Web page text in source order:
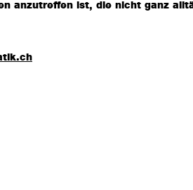
anzutreffen ist, die nicht ganz